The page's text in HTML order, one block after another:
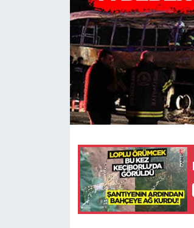
MAGAZİN
POLİTİKA
RESMİ İLANLAR
Tarihi Yapılarımız